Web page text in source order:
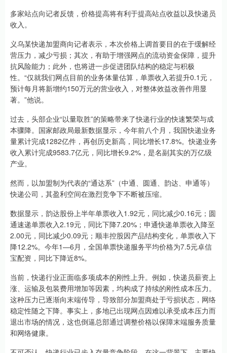
多家站点向记者反馈，价格提高将有利于提高站点收益以及快递员
收入。
义乌某快递加盟商向记者表示，本次价格上调首要目的在于缓解经
营压力，减少亏损；其次，有助于增强网点的流动资金保障，提升
抗风险能力；此外，也将进一步促进团队结构的稳定与积极
性。“仅就我们网点目前的业务体量估算，单票收入若提升0.1元，
预计每月将新增约150万元的营业收入，对整体效益改善作用显
著。”他说。
过去，头部企业“以量取胜”的策略带来了快递行业的快速繁荣与成
本骤降。国家邮政局最新数据显示，今年前八个月，我国快递业务
量累计完成1282亿件，再创历史新高，同比增长17.8%。快递业务
收入累计完成9583.7亿元，同比增长9.2%，是名副其实的万亿级
产业。
然而，以加盟制为代表的“通达系”（中通、圆通、韵达、申通等）
快递公司，其盈利空间在激烈竞争下不断被压缩。
数据显示，韵达股份上半年单票收入1.92元，同比减少0.16元；圆
通速递单票收入2.19元，同比下降7.20%；申通快递单票收入降至
2.00元，同比减少0.09元；顺丰控股因产品结构变化，单票收入下
降12.2%。今年1—6月，全国单票快递服务平均价格为7.5元卓信
宝配资，同比下降近8%。
当前，快递行业正面临多项成本的刚性上升。例如，快递员薪资上
涨、运输及包装费用增加等因素，均构成了持续的刚性成本压力。
这种压力已逐渐向末端传导，导致部分加盟商处于亏损状态，网络
稳定性随之下降。事实上，多地已出现网点因难以承受成本压力而
退出市场的情况，这也倒逼总部通过调整价格以保障末端服务质量
和网络健康。